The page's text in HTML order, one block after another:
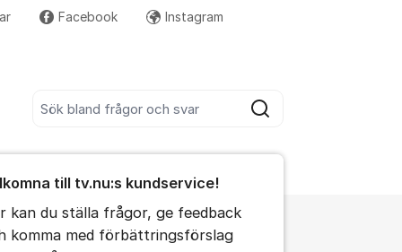
Sök
Facebook InstagramFler supportlänkar
kommentarentill tv.nu:s kundservice!
kan du ställa frågor, ge feedback
komma med förbättringsförslag